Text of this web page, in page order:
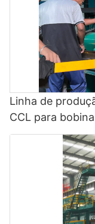
Linha de
CCL para
Linha de
polivinilideno e